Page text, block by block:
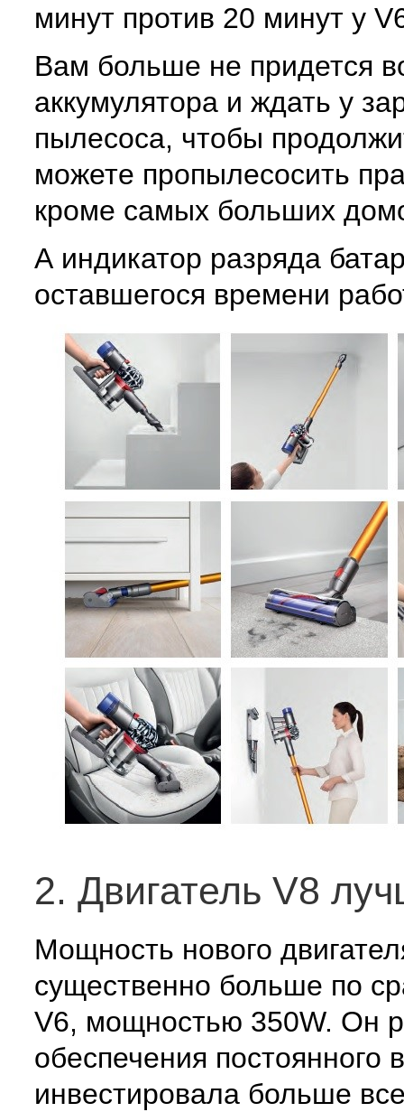
минут против 20 минут у
Вам больше не придется
аккумулятора и ждать у
пылесоса, чтобы
можете пропылесосить
кроме самых больших
А индикатор разряда
оставшегося времени
2. Двигатель V8
Мощность нового
существенно больше по
V6, мощностью 350W. Он
обеспечения постоянного
инвестировала больше